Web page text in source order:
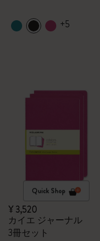
+5
Quick Shop
¥ 3,520
カイエ ジャーナル
3冊セット